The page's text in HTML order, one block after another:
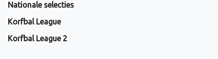
Nationale selecties
Korfbal League
Korfbal League 2